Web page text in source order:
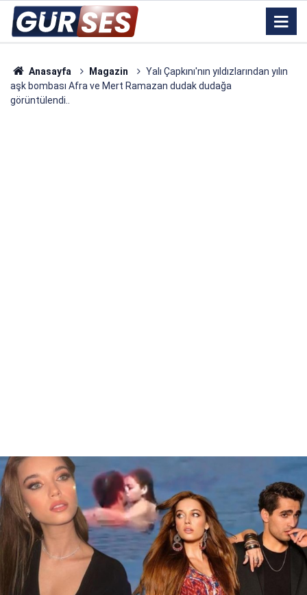
Anasayfa Magazin
Yalı Çapkını'nın yıldızlarından yılın
aşk bombası Afra ve Mert Ramazan dudak dudağa
görüntülendi..